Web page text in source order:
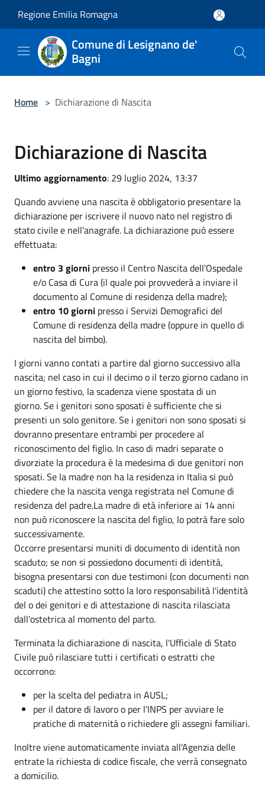
Regione Emilia Romagna
Comune di Lesignano de'
Bagni
Home > Dichiarazione di Nascita
Dichiarazione di Nascita
Ultimo aggiornamento: 29 luglio 2024, 13:37
Quando avviene una nascita è obbligatorio presentare la
dichiarazione per iscrivere il nuovo nato nel registro di
stato civile e nell'anagrafe. La dichiarazione può essere
effettuata:
entro 3 giorni presso il Centro Nascita dell'Ospedale
e/o Casa di Cura (il quale poi provvederà a inviare il
documento al Comune di residenza della madre);
entro 10 giorni presso i Servizi Demografici del
Comune di residenza della madre (oppure in quello di
nascita del bimbo).
I giorni vanno contati a partire dal giorno successivo alla
nascita; nel caso in cui il decimo o il terzo giorno cadano in
un giorno festivo, la scadenza viene spostata di un
giorno. Se i genitori sono sposati è sufficiente che si
presenti un solo genitore. Se i genitori non sono sposati si
dovranno presentare entrambi per procedere al
riconoscimento del figlio. In caso di madri separate o
divorziate la procedura è la medesima di due genitori non
sposati. Se la madre non ha la residenza in Italia si può
chiedere che la nascita venga registrata nel Comune di
residenza del padre.La madre di età inferiore ai 14 anni
non può riconoscere la nascita del figlio, lo potrà fare solo
successivamente.
Occorre presentarsi muniti di documento di identità non
scaduto; se non si possiedono documenti di identità,
bisogna presentarsi con due testimoni (con documenti non
scaduti) che attestino sotto la loro responsabilità l'identità
del o dei genitori e di attestazione di nascita rilasciata
dall'ostetrica al momento del parto.
Terminata la dichiarazione di nascita, l'Ufficiale di Stato
Civile può rilasciare tutti i certificati o estratti che
occorrono:
per la scelta del pediatra in AUSL;
per il datore di lavoro o per l'INPS per avviare le
pratiche di maternità o richiedere gli assegni familiari.
Inoltre viene automaticamente inviata all'Agenzia delle
entrate la richiesta di codice fiscale, che verrà consegnato
a domicilio.